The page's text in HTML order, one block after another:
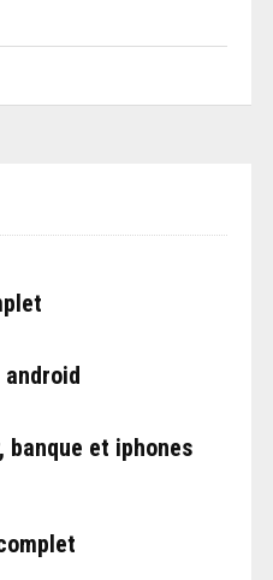
banque et iphones